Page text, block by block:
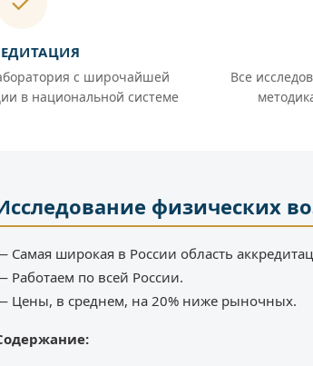
с широчайшей
в национальной системе
Все
физических
Самая широкая в России область
Работаем по всей России.
Цены, в среднем, на 20% ниже рыночных.